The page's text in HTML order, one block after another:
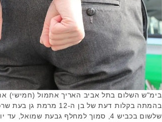
בימ"ש השלום בתל אביב האריך אתמול (חמישי)
בהמתה בקלות דעת של בן ה-12